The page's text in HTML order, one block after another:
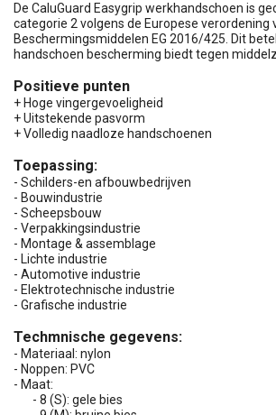
De CaluGuard Easygrip werkhandschoen is
categorie 2 volgens de Europese verordening
Beschermingsmiddelen EG 2016/425. Dit
handschoen bescherming biedt tegen
Positieve punten
+ Hoge vingergevoeligheid
+ Uitstekende pasvorm
+ Volledig naadloze handschoenen
Toepassing:
- Schilders-en afbouwbedrijven
- Bouwindustrie
- Scheepsbouw
- Verpakkingsindustrie
- Montage & assemblage
- Lichte industrie
- Automotive industrie
- Elektrotechnische industrie
- Grafische industrie
Techmnische gegevens:
- Materiaal: nylon
- Noppen: PVC
- Maat:
- 8 (S): gele bies